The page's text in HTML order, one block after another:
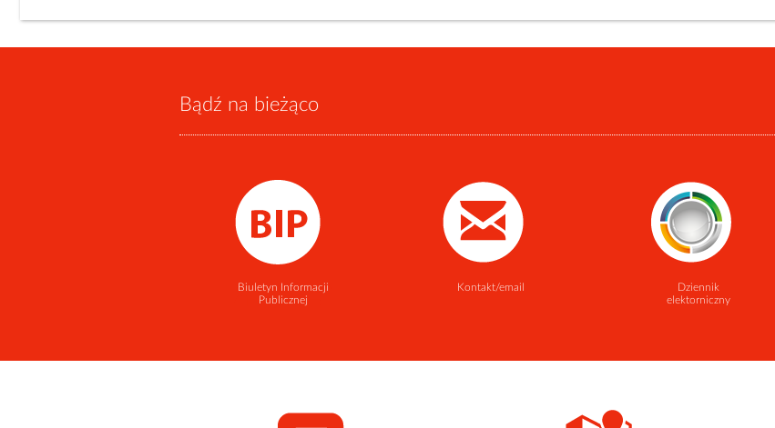
Bądź na bieżąco
Biuletyn Informacji
Publicznej
Kontakt/email
Dziennik
elektorniczny